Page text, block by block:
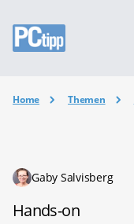
Home Themen
Gaby Salvisberg
Hands-on